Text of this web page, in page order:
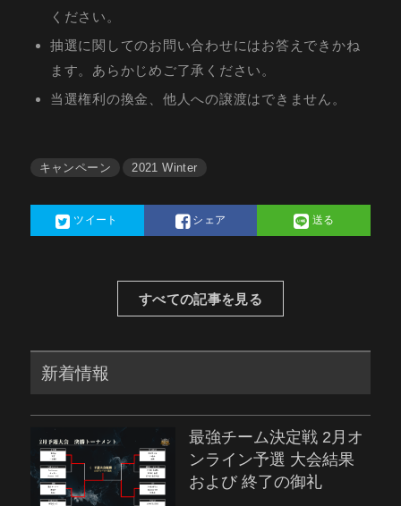
ください。
抽選に関してのお問い合わせにはお答えできかね
ます。あらかじめご了承ください。
当選権利の換金、他人への譲渡はできません。
キャンペーン 2021 Winter
ツイート シェア 送る
すべての記事を見る
新着情報
最強チーム決定戦 2月オ
ンライン予選 大会結果
および 終了の御礼